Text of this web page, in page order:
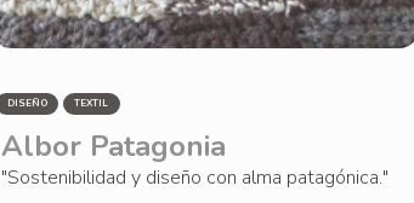
DISEÑO TEXTIL
Albor Patagonia
"Sostenibilidad y diseño con alma patagónica."